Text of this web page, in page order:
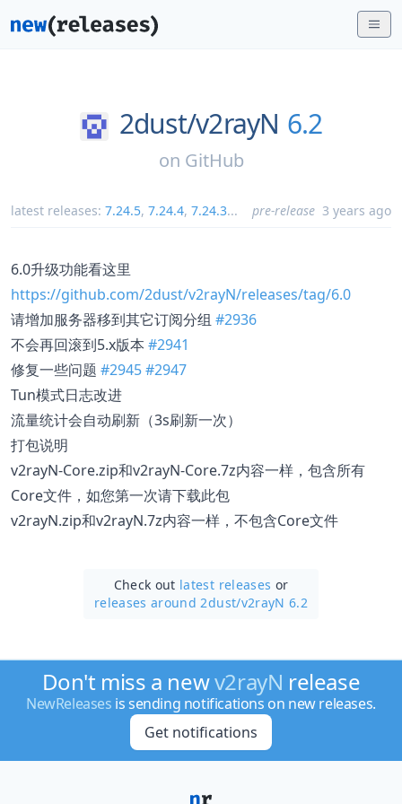
2dust/v2rayN 6.2
on GitHub
latest releases: 7.24.5, 7.24.4, 7.24.3... pre-release 3 years ago
6.0升级功能看这里
https://github.com/2dust/v2rayN/releases/tag/6.0
请增加服务器移到其它订阅分组 #2936
不会再回滚到5.x版本 #2941
修复一些问题 #2945#2947
Tun模式日志改进
流量统计会自动刷新（3s刷新一次）
打包说明
v2rayN-Core.zip和v2rayN-Core.7z内容一样，包含所有
Core文件，如您第一次请下载此包
v2rayN.zip和v2rayN.7z内容一样，不包含Core文件
Check out latest releases or
releases around 2dust/v2rayN 6.2
Don't miss a newv2rayN release
NewReleases is sending notifications on new releases.
Get notifications